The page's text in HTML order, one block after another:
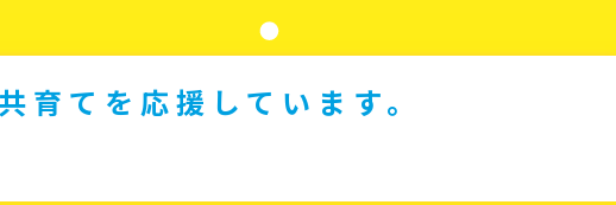
てを応援しています。